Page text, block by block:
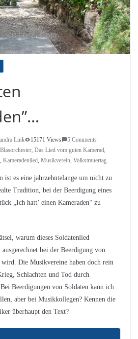
Link 15171 Views
5 Comments
Blasorchester, Das Lied vom guten Kamerad,
, Kameradenlied, Musikverein, Volkstrauertag
ist es eine jahrzehntelange um nicht zu
Tradition, bei der Beerdigung eines
„Ich hatt’ einen Kameraden“ zu
warum dieses Soldatenlied
bei der Beerdigung von
Die Musikvereine haben doch rein
Schlachten und Tod durch
Bei Beerdigungen von Soldaten kann ich
aber bei Musikkollegen? Kennen die
überhaupt den Text?